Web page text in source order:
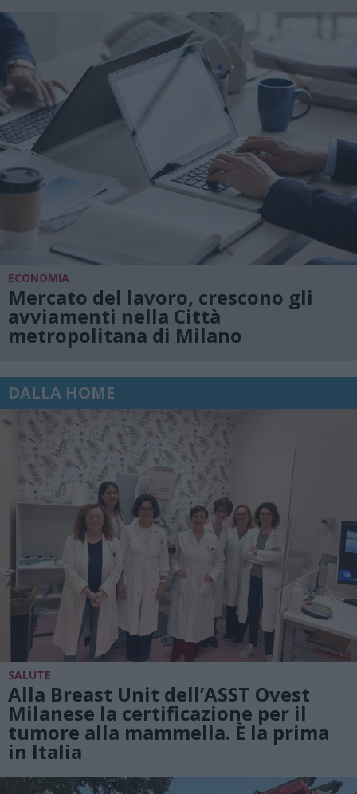
ECONOMIA
Mercato del lavoro, crescono gli
avviamenti nella Città
metropolitana di Milano
DALLA HOME
SALUTE
Alla Breast Unit dell’ASST Ovest
Milanese la certificazione per il
tumore alla mammella. È la prima
in Italia